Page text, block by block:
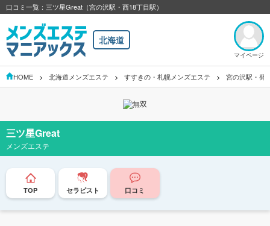
口コミ一覧：三ツ星Great（宮の沢駅・西18丁目駅）
北海道
マイページ
HOME 北海道メンズエステ すすきの・札幌メンズエステ 宮の沢駅・発
三ツ星Great
メンズエステ
TOP セラピスト 口コミ